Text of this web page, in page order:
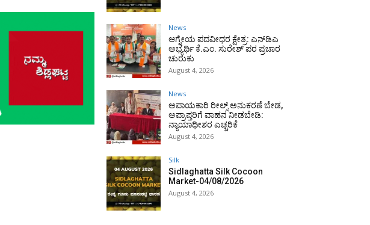
News
ಆಗ್ನೇಯ ಪದವೀಧರ ಕ್ಷೇತ್ರ: ಎನ್‌ಡಿಎ
ಅಭ್ಯರ್ಥಿ ಕೆ.ಎಂ. ಸುರೇಶ್ ಪರ ಪ್ರಚಾರ
ಚುರುಕು
August 4, 2026
News
ಅಪಾಯಕಾರಿ ರೀಲ್ಸ್ ಅನುಕರಣೆ ಬೇಡ,
ಅಪ್ರಾಪ್ತರಿಗೆ ವಾಹನ ನೀಡಬೇಡಿ:
ನ್ಯಾಯಾಧೀಶರ ಎಚ್ಚರಿಕೆ
August 4, 2026
Silk
Sidlaghatta Silk Cocoon
Market-04/08/2026
August 4, 2026